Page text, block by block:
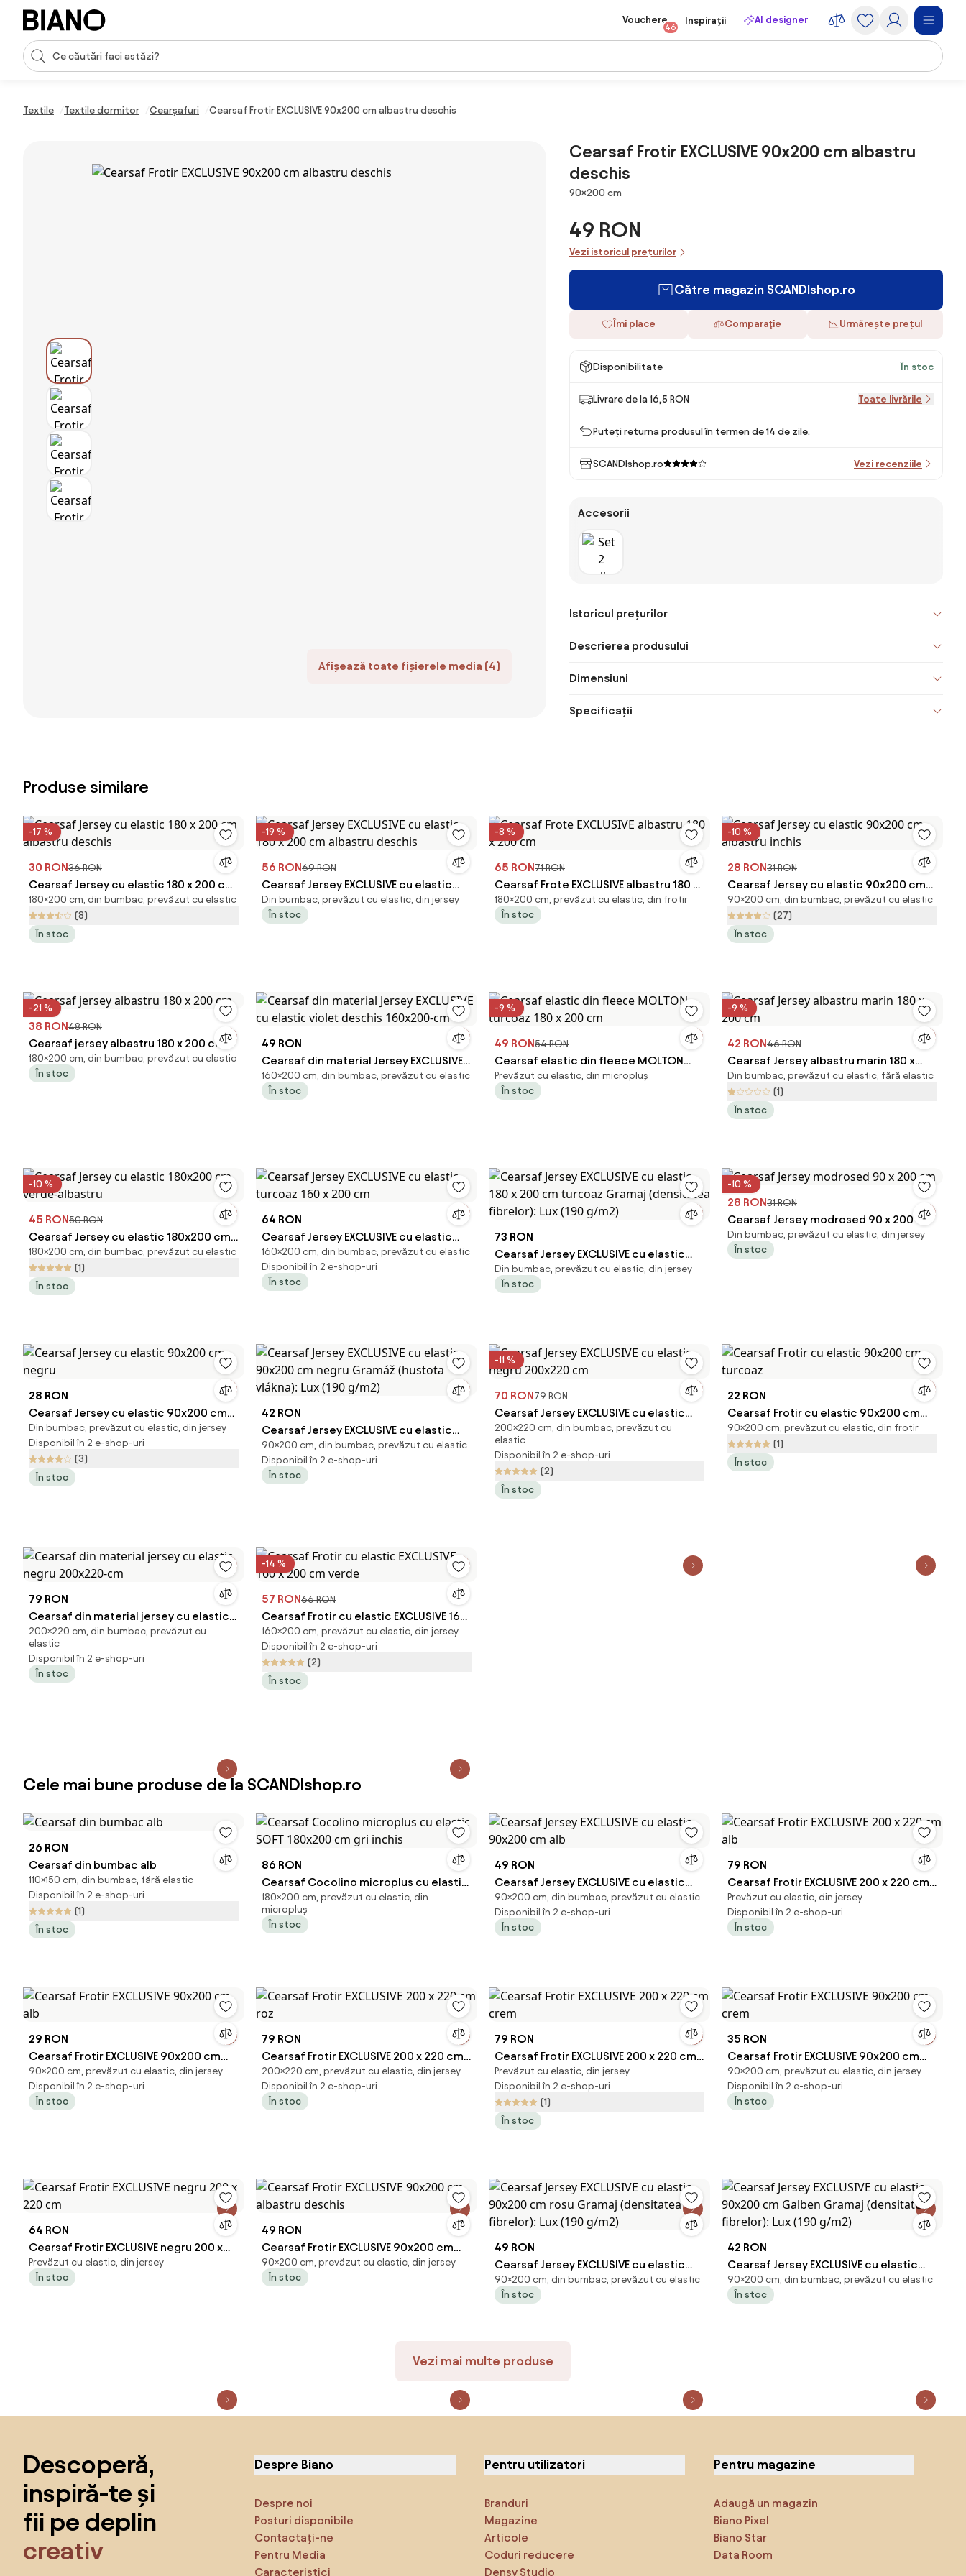
Sari peste navigare, accesează conținutul
Introducerea căutării
Vouchere
46
Inspirații AI designer
Textile Textile dormitor Cearșafuri Cearsaf Frotir EXCLUSIVE 90x200 cm albastru deschis
Afișează toate fișierele media (4)
Cearsaf Frotir EXCLUSIVE 90x200 cm albastru
deschis
Dimensiuni
90×200 cm
49 RON
Vezi istoricul prețurilor
Către magazin SCANDIshop.ro
Îmi place Comparaţie Urmărește prețul
Disponibilitate În stoc
Livrare de la 16,5 RON Toate livrările
Puteți returna produsul în termen de 14 de zile.
SCANDIshop.ro Vezi recenziile
Accesorii
Istoricul prețurilor
Descrierea produsului
Dimensiuni
Specificații
Produse similare
-17 %
30 RON36 RON
Cearsaf Jersey cu elastic 180 x 200 cm
albastru deschis
180×200 cm, din bumbac, prevăzut cu elastic
(8)
În stoc
-19 %
56 RON69 RON
Cearsaf Jersey EXCLUSIVE cu elastic
180 x 200 cm albastru deschis
Din bumbac, prevăzut cu elastic, din jersey
În stoc
-8 %
65 RON71 RON
Cearsaf Frote EXCLUSIVE albastru 180 x
200 cm
180×200 cm, prevăzut cu elastic, din frotir
În stoc
-10 %
28 RON31 RON
Cearsaf Jersey cu elastic 90x200 cm
albastru inchis
90×200 cm, din bumbac, prevăzut cu elastic
(27)
În stoc
-21 %
38 RON48 RON
Cearsaf jersey albastru 180 x 200 cm
180×200 cm, din bumbac, prevăzut cu elastic
În stoc
49 RON
Cearsaf din material Jersey EXCLUSIVE
cu elastic violet deschis 160x200-cm
160×200 cm, din bumbac, prevăzut cu elastic
În stoc
-9 %
49 RON54 RON
Cearsaf elastic din fleece MOLTON
turcoaz 180 x 200 cm
Prevăzut cu elastic, din micropluș
În stoc
-9 %
42 RON46 RON
Cearsaf Jersey albastru marin 180 x
200 cm
Din bumbac, prevăzut cu elastic, fără elastic
(1)
În stoc
-10 %
45 RON50 RON
Cearsaf Jersey cu elastic 180x200 cm
verde-albastru
180×200 cm, din bumbac, prevăzut cu elastic
(1)
În stoc
64 RON
Cearsaf Jersey EXCLUSIVE cu elastic
turcoaz 160 x 200 cm
160×200 cm, din bumbac, prevăzut cu elastic
Disponibil în 2 e-shop-uri
În stoc
73 RON
Cearsaf Jersey EXCLUSIVE cu elastic
180 x 200 cm turcoaz Gramaj
(densitatea fibrelor): Lux (190 g/m2)
Din bumbac, prevăzut cu elastic, din jersey
În stoc
-10 %
28 RON31 RON
Cearsaf Jersey modrosed 90 x 200 cm
Din bumbac, prevăzut cu elastic, din jersey
În stoc
28 RON
Cearsaf Jersey cu elastic 90x200 cm
negru
Din bumbac, prevăzut cu elastic, din jersey
Disponibil în 2 e-shop-uri
(3)
În stoc
42 RON
Cearsaf Jersey EXCLUSIVE cu elastic
90x200 cm negru Gramáž (hustota
vlákna): Lux (190 g/m2)
90×200 cm, din bumbac, prevăzut cu elastic
Disponibil în 2 e-shop-uri
În stoc
-11 %
70 RON79 RON
Cearsaf Jersey EXCLUSIVE cu elastic
negru 200x220 cm
200×220 cm, din bumbac, prevăzut cu
elastic
Disponibil în 2 e-shop-uri
(2)
În stoc
22 RON
Cearsaf Frotir cu elastic 90x200 cm
turcoaz
90×200 cm, prevăzut cu elastic, din frotir
(1)
În stoc
79 RON
Cearsaf din material jersey cu elastic
negru 200x220-cm
200×220 cm, din bumbac, prevăzut cu
elastic
Disponibil în 2 e-shop-uri
În stoc
-14 %
57 RON66 RON
Cearsaf Frotir cu elastic EXCLUSIVE 160
x 200 cm verde
160×200 cm, prevăzut cu elastic, din jersey
Disponibil în 2 e-shop-uri
(2)
În stoc
Cele mai bune produse de la SCANDIshop.ro
26 RON
Cearsaf din bumbac alb
110×150 cm, din bumbac, fără elastic
Disponibil în 2 e-shop-uri
(1)
În stoc
86 RON
Cearsaf Cocolino microplus cu elastic
SOFT 180x200 cm gri inchis
180×200 cm, prevăzut cu elastic, din
micropluș
În stoc
49 RON
Cearsaf Jersey EXCLUSIVE cu elastic
90x200 cm alb
90×200 cm, din bumbac, prevăzut cu elastic
Disponibil în 2 e-shop-uri
În stoc
79 RON
Cearsaf Frotir EXCLUSIVE 200 x 220 cm
alb
Prevăzut cu elastic, din jersey
Disponibil în 2 e-shop-uri
În stoc
29 RON
Cearsaf Frotir EXCLUSIVE 90x200 cm
alb
90×200 cm, prevăzut cu elastic, din jersey
Disponibil în 2 e-shop-uri
În stoc
79 RON
Cearsaf Frotir EXCLUSIVE 200 x 220 cm
roz
200×220 cm, prevăzut cu elastic, din jersey
Disponibil în 2 e-shop-uri
În stoc
79 RON
Cearsaf Frotir EXCLUSIVE 200 x 220 cm
crem
Prevăzut cu elastic, din jersey
Disponibil în 2 e-shop-uri
(1)
În stoc
35 RON
Cearsaf Frotir EXCLUSIVE 90x200 cm
crem
90×200 cm, prevăzut cu elastic, din jersey
Disponibil în 2 e-shop-uri
În stoc
64 RON
Cearsaf Frotir EXCLUSIVE negru 200 x
220 cm
Prevăzut cu elastic, din jersey
În stoc
49 RON
Cearsaf Frotir EXCLUSIVE 90x200 cm
albastru deschis
90×200 cm, prevăzut cu elastic, din jersey
În stoc
49 RON
Cearsaf Jersey EXCLUSIVE cu elastic
90x200 cm rosu Gramaj (densitatea
fibrelor): Lux (190 g/m2)
90×200 cm, din bumbac, prevăzut cu elastic
În stoc
42 RON
Cearsaf Jersey EXCLUSIVE cu elastic
90x200 cm Galben Gramaj (densitatea
fibrelor): Lux (190 g/m2)
90×200 cm, din bumbac, prevăzut cu elastic
În stoc
Vezi mai multe produse
Descoperă,
inspiră-te și
fii pe deplin
creativ
Despre Biano
Despre noi
Posturi disponibile
Contactați-ne
Pentru Media
Caracteristici
Pentru utilizatori
Branduri
Magazine
Articole
Coduri reducere
Densy Studio
Pentru magazine
Adaugă un magazin
Biano Pixel
Biano Star
Data Room